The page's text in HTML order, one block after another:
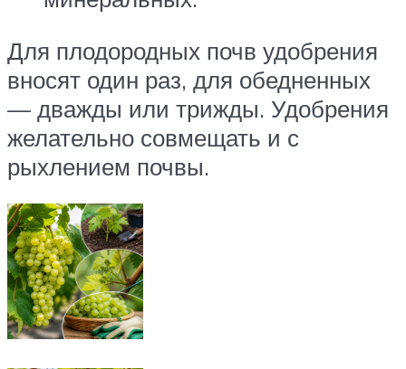
Для плодородных почв удобрения
вносят один раз, для обедненных
— дважды или трижды. Удобрения
желательно совмещать и с
рыхлением почвы.